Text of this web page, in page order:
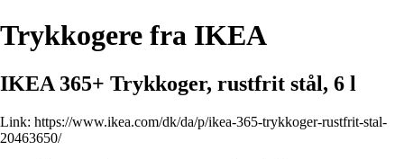
Trykkogere fra IKEA
IKEA 365+ Trykkoger, rustfrit stål, 6 l
Link: https://www.ikea.com/dk/da/p/ikea-365-trykkoger-rustfrit-stal-
20463650/